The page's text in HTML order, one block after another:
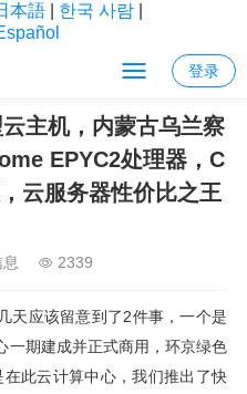
本語 한국 사람
登录
主机，内蒙古乌兰察
EPYC2处理器，C
云服务器性价比之王
2339
天应该留意到了2件事，一个是
一期建成并正式商用，环京绿色
在此云计算中心，我们推出了快